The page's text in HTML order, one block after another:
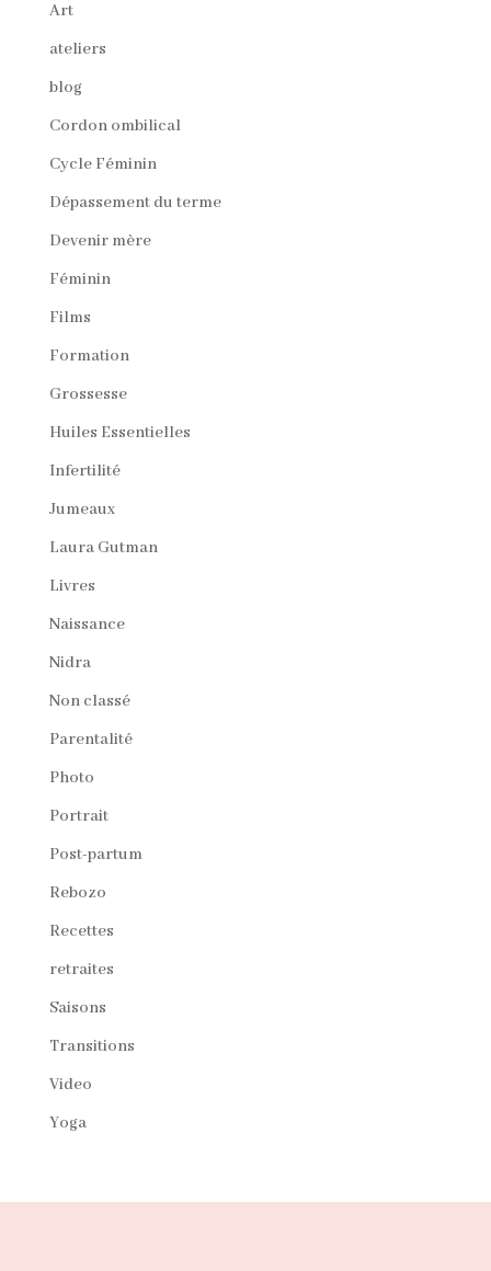
Art
ateliers
blog
Cordon ombilical
Cycle Féminin
Dépassement du terme
Devenir mère
Féminin
Films
Formation
Grossesse
Huiles Essentielles
Infertilité
Jumeaux
Laura Gutman
Livres
Naissance
Nidra
Non classé
Parentalité
Photo
Portrait
Post-partum
Rebozo
Recettes
retraites
Saisons
Transitions
Video
Yoga